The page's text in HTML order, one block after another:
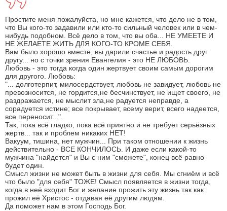
Простите меня пожалуйста, но мне кажется, что дело не в том,
что Вы кого-то задавили или кто-то сильный человек или в чем-
нибудь подобном. Всё дело в том, что вы оба... НЕ УМЕЕТЕ И
НЕ ЖЕЛАЕТЕ ЖИТЬ ДЛЯ КОГО-ТО КРОМЕ СЕБЯ.
Вам было хорошо вместе, вы дарили счастье и радость друг
другу... но с точки зрения Евангелия - это НЕ ЛЮБОВЬ.
Любовь - это тогда когда один жертвует своим самым дорогим
для другого. Любовь:
"... долготерпит, милосердствует, любовь не завидует, любовь не
превозносится, не гордится,не бесчинствует, не ищет своего, не
раздражается, не мыслит зла,не радуется неправде, а
сорадуется истине; все покрывает, всему верит, всего надеется,
все переносит...".
Так, пока всё гладко, пока всё приятно и не требует серьёзных
жертв... так и проблем никаких НЕТ!
Вакуум, тишина, нет мужчин... При таком отношении к жизнь
действительно - ВСЕ КОНЧИЛОСЬ. И даже если какой-то
мужчина "найдется" и Вы с ним "сможете", конец всё равно
будет один.
Смысл жизни не может быть в жизни для себя. Мы сгниём и всё
что было "для себя" ТОЖЕ! Смысл появляется в жизни тогда,
когда в неё входит Бог и желание прожить эту жизнь так как
прожил её Христос - отдавая её другим людям.
Да поможет нам в этом Господь Бог.